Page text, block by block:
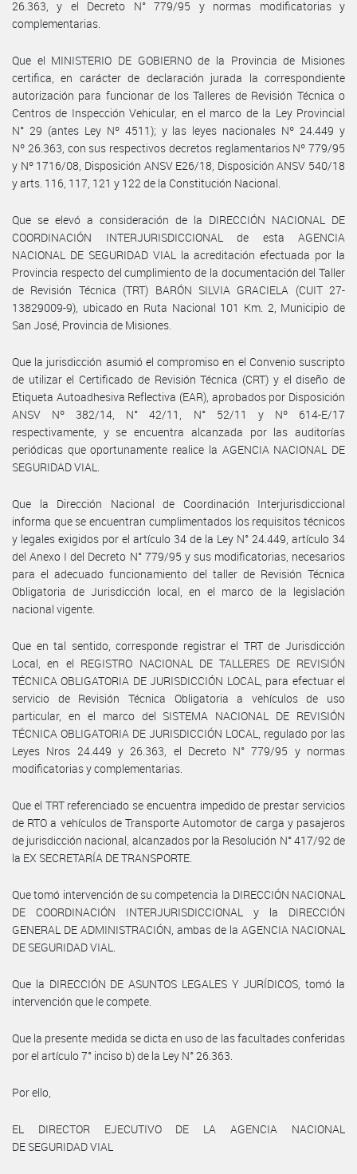
26.363, y el Decreto N° 779/95 y normas modificatorias y
complementarias.
Que el MINISTERIO DE GOBIERNO de la Provincia de Misiones
certifica, en carácter de declaración jurada la correspondiente
autorización para funcionar de los Talleres de Revisión Técnica o
Centros de Inspección Vehicular, en el marco de la Ley Provincial
N° 29 (antes Ley Nº 4511); y las leyes nacionales Nº 24.449 y
Nº 26.363, con sus respectivos decretos reglamentarios Nº 779/95
y Nº 1716/08, Disposición ANSV E26/18, Disposición ANSV 540/18
y arts. 116, 117, 121 y 122 de la Constitución Nacional.
Que se elevó a consideración de la DIRECCIÓN NACIONAL DE
COORDINACIÓN INTERJURISDICCIONAL de esta AGENCIA
NACIONAL DE SEGURIDAD VIAL la acreditación efectuada por la
Provincia respecto del cumplimiento de la documentación del Taller
de Revisión Técnica (TRT) BARÓN SILVIA GRACIELA (CUIT 27-
13829009-9), ubicado en Ruta Nacional 101 Km. 2, Municipio de
San José, Provincia de Misiones.
Que la jurisdicción asumió el compromiso en el Convenio suscripto
de utilizar el Certificado de Revisión Técnica (CRT) y el diseño de
Etiqueta Autoadhesiva Reflectiva (EAR), aprobados por Disposición
ANSV Nº 382/14, N° 42/11, N° 52/11 y Nº 614-E/17
respectivamente, y se encuentra alcanzada por las auditorías
periódicas que oportunamente realice la AGENCIA NACIONAL DE
SEGURIDAD VIAL.
Que la Dirección Nacional de Coordinación Interjurisdiccional
informa que se encuentran cumplimentados los requisitos técnicos
y legales exigidos por el artículo 34 de la Ley N° 24.449, artículo 34
del Anexo I del Decreto N° 779/95 y sus modificatorias, necesarios
para el adecuado funcionamiento del taller de Revisión Técnica
Obligatoria de Jurisdicción local, en el marco de la legislación
nacional vigente.
Que en tal sentido, corresponde registrar el TRT de Jurisdicción
Local, en el REGISTRO NACIONAL DE TALLERES DE REVISIÓN
TÉCNICA OBLIGATORIA DE JURISDICCIÓN LOCAL, para efectuar el
servicio de Revisión Técnica Obligatoria a vehículos de uso
particular, en el marco del SISTEMA NACIONAL DE REVISIÓN
TÉCNICA OBLIGATORIA DE JURISDICCIÓN LOCAL, regulado por las
Leyes Nros 24.449 y 26.363, el Decreto N° 779/95 y normas
modificatorias y complementarias.
Que el TRT referenciado se encuentra impedido de prestar servicios
de RTO a vehículos de Transporte Automotor de carga y pasajeros
de jurisdicción nacional, alcanzados por la Resolución N° 417/92 de
la EX SECRETARÍA DE TRANSPORTE.
Que tomó intervención de su competencia la DIRECCIÓN NACIONAL
DE COORDINACIÓN INTERJURISDICCIONAL y la DIRECCIÓN
GENERAL DE ADMINISTRACIÓN, ambas de la AGENCIA NACIONAL
DE SEGURIDAD VIAL.
Que la DIRECCIÓN DE ASUNTOS LEGALES Y JURÍDICOS, tomó la
intervención que le compete.
Que la presente medida se dicta en uso de las facultades conferidas
por el artículo 7° inciso b) de la Ley N° 26.363.
Por ello,
EL DIRECTOR EJECUTIVO DE LA AGENCIA NACIONAL
DE SEGURIDAD VIAL